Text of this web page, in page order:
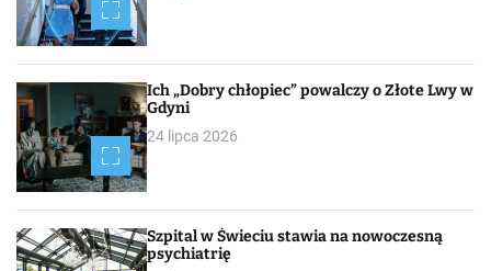
Ich „Dobry chłopiec” powalczy o Złote Lwy w
Gdyni
24 lipca 2026
Szpital w Świeciu stawia na nowoczesną
psychiatrię